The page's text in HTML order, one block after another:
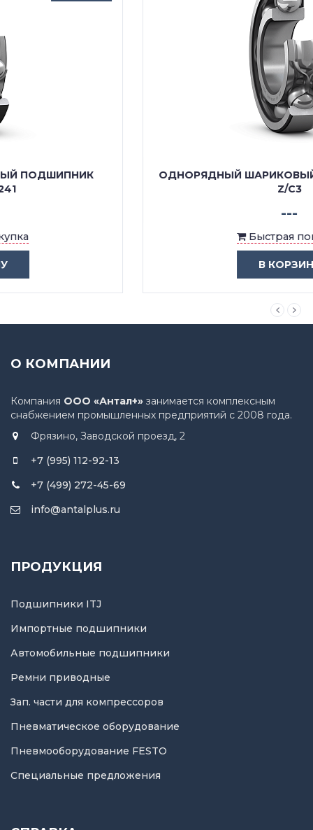
ОДНОРЯДНЫЙ ШАРИКОВЫЙ ПОДШИПНИК 6312
О КОМПАНИИ
Компания ООО «Антал+» занимается комплексным
снабжением промышленных предприятий с 2008 года.
Фрязино, Заводской проезд, 2
+7 (995) 112-92-13
+7 (499) 272-45-69
info@antalplus.ru
ПРОДУКЦИЯ
Подшипники ITJ
Импортные подшипники
Автомобильные подшипники
Ремни приводные
Зап. части для компрессоров
Пневматическое оборудование
Пневмооборудование FESTO
Специальные предложения